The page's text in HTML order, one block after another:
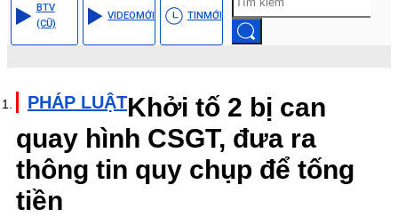
BTV
(CŨ)
VIDEOMỚI TINMỚI
PHÁP LUẬTKhởi tố 2 bị can
quay hình CSGT, đưa ra
thông tin quy chụp để tống
tiền